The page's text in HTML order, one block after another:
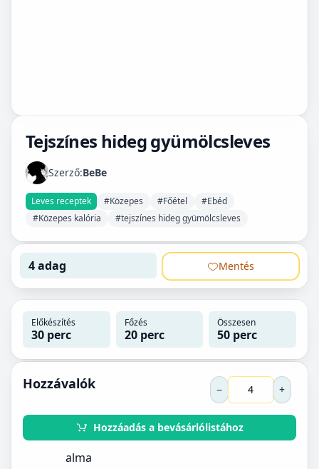
Tejszínes hideg gyümölcsleves
Szerző:BeBe
Leves receptek #Közepes #Főétel
#Ebéd
#Közepes kalória
#tejszínes hideg gyümölcsleves
4 adag Mentés
Előkészítés
30 perc
Főzés
20 perc
Összesen
50 perc
Hozzávalók − +
Hozzáadás a bevásárlólistához
alma